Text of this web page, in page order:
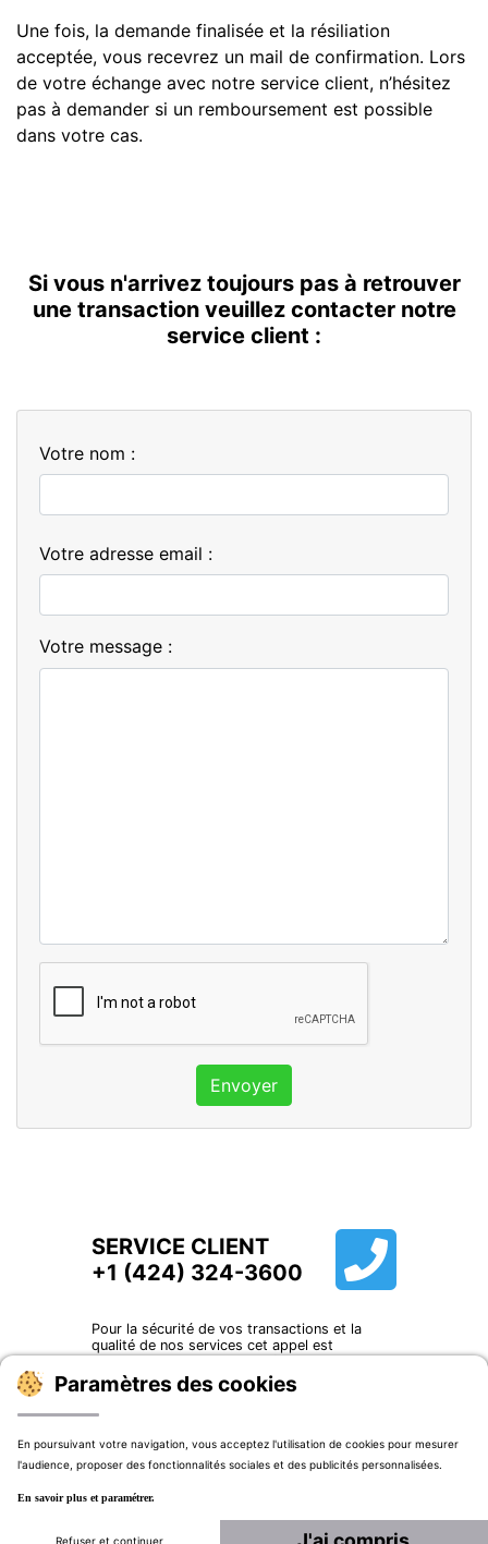
Une fois, la demande finalisée et la résiliation
acceptée, vous recevrez un mail de confirmation. Lors
de votre échange avec notre service client, n’hésitez
pas à demander si un remboursement est possible
dans votre cas.
Si vous n'arrivez toujours pas à retrouver
une transaction veuillez contacter notre
service client :
Votre nom :
Votre adresse email :
Votre message :
Envoyer
SERVICE CLIENT
+1 (424) 324-3600
Pour la sécurité de vos transactions et la
qualité de nos services cet appel est
Choisissez votre langue :
Accueil FAQ
Paramètres des cookies
En poursuivant votre navigation, vous acceptez l'utilisation de cookies pour mesurer
l'audience, proposer des fonctionnalités sociales et des publicités personnalisées.
En savoir plus et paramétrer.
Refuser et continuer